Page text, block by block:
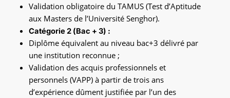
Validation obligatoire du TAMUS (Test d’Aptitude
aux Masters de l’Université Senghor).
Catégorie 2 (Bac + 3) :
Diplôme équivalent au niveau bac+3 délivré par
une institution reconnue ;
Validation des acquis professionnels et
personnels (VAPP) à partir de trois ans
d’expérience dûment justifiée par l’un des